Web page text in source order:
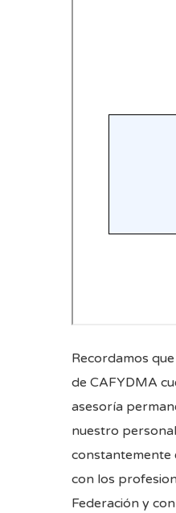
Recordamos
de CAFYDMA
asesoría
nuestro
constantemente
con los
Federación y